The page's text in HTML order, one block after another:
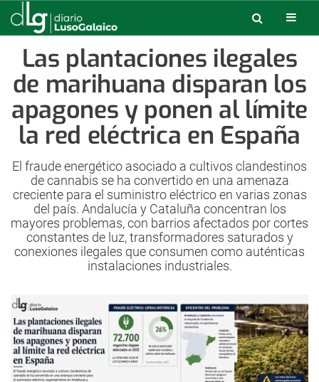
Las plantaciones ilegales
de marihuana disparan los
apagones y ponen al límite
la red eléctrica en España
El fraude energético asociado a cultivos clandestinos
de cannabis se ha convertido en una amenaza
creciente para el suministro eléctrico en varias zonas
del país. Andalucía y Cataluña concentran los
mayores problemas, con barrios afectados por cortes
constantes de luz, transformadores saturados y
conexiones ilegales que consumen como auténticas
instalaciones industriales.